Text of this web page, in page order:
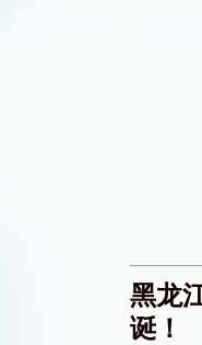
黑龙
诞！